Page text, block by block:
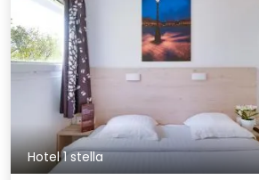
Hotel 1 stella